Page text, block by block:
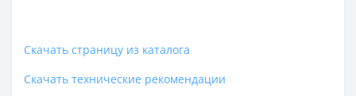
Скачать страницу из каталога
Скачать технические рекомендации